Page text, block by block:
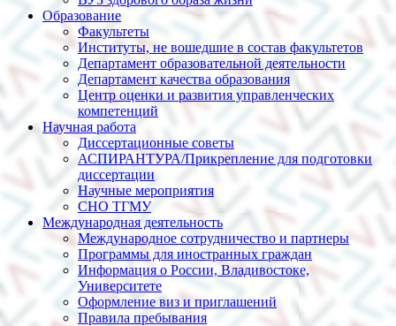
Образование
Факультеты
Институты, не вошедшие в состав факультетов
Департамент образовательной деятельности
Департамент качества образования
Центр оценки и развития управленческих
компетенций
Научная работа
Диссертационные советы
АСПИРАНТУРА/Прикрепление для подготовки
диссертации
Научные мероприятия
СНО ТГМУ
Международная деятельность
Международное сотрудничество и партнеры
Программы для иностранных граждан
Информация о России, Владивостоке,
Университете
Оформление виз и приглашений
Правила пребывания